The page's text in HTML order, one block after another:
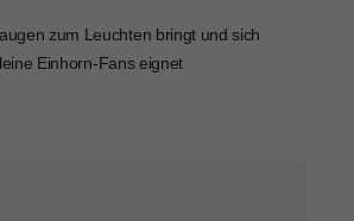
zum Leuchten bringt und sich
Einhorn-Fans eignet